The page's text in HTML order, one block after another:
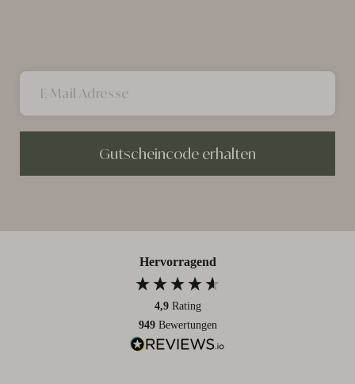
Gutscheincode erhalten
Hervorragend
4,9 Rating
949 Bewertungen